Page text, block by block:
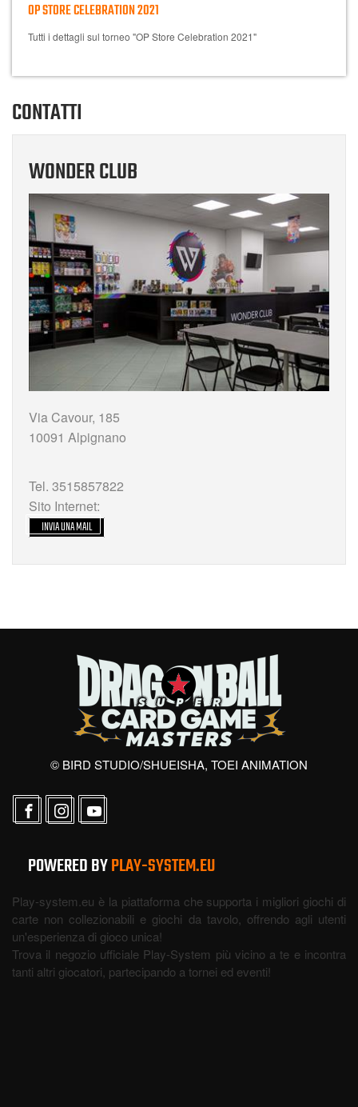
OP STORE CELEBRATION 2021
Tutti i dettagli sul torneo "OP Store Celebration 2021"
CONTATTI
WONDER CLUB
Via Cavour, 185
10091 Alpignano
Tel. 3515857822
Sito Internet:
INVIA UNA MAIL
© BIRD STUDIO/SHUEISHA, TOEI ANIMATION
POWERED BYPLAY-SYSTEM.EU
Play-system.eu è la piattaforma che supporta i migliori giochi di
carte non collezionabili e giochi da tavolo, offrendo agli utenti
un'esperienza di gioco unica!
Trova il negozio ufficiale Play-System più vicino a te e incontra
tanti altri giocatori, partecipando a tornei ed eventi!